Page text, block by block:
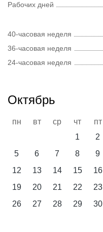
Рабочих дней
40-часовая неделя
36-часовая неделя
24-часовая неделя
Октябрь
пн вт ср чт пт
1
2
5
6 7 8 9
12
13 14 15 16
19
20 21 22 23
26
27 28 29 30